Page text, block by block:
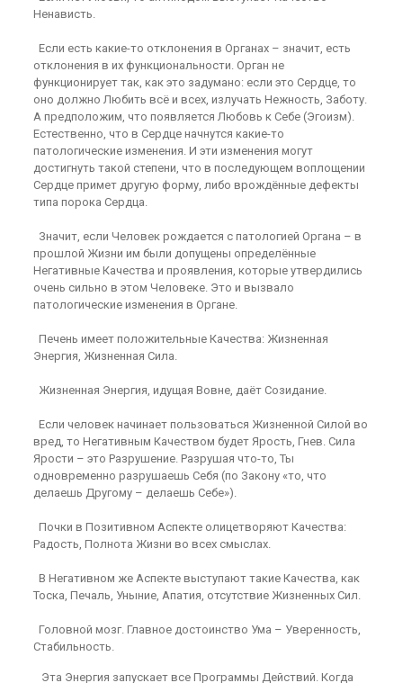
Ненависть.
Если есть какие-то отклонения в Органах – значит, есть
отклонения в их функциональности. Орган не
функционирует так, как это задумано: если это Сердце, то
оно должно Любить всё и всех, излучать Нежность, Заботу.
А предположим, что появляется Любовь к Себе (Эгоизм).
Естественно, что в Сердце начнутся какие-то
патологические изменения. И эти изменения могут
достигнуть такой степени, что в последующем воплощении
Сердце примет другую форму, либо врождённые дефекты
типа порока Сердца.
Значит, если Человек рождается с патологией Органа – в
прошлой Жизни им были допущены определённые
Негативные Качества и проявления, которые утвердились
очень сильно в этом Человеке. Это и вызвало
патологические изменения в Органе.
Печень имеет положительные Качества: Жизненная
Энергия, Жизненная Сила.
Жизненная Энергия, идущая Вовне, даёт Созидание.
Если человек начинает пользоваться Жизненной Силой во
вред, то Негативным Качеством будет Ярость, Гнев. Сила
Ярости – это Разрушение. Разрушая что-то, Ты
одновременно разрушаешь Себя (по Закону «то, что
делаешь Другому – делаешь Себе»).
Почки в Позитивном Аспекте олицетворяют Качества:
Радость, Полнота Жизни во всех смыслах.
В Негативном же Аспекте выступают такие Качества, как
Тоска, Печаль, Уныние, Апатия, отсутствие Жизненных Сил.
Головной мозг. Главное достоинство Ума – Уверенность,
Стабильность.
Эта Энергия запускает все Программы Действий. Когда